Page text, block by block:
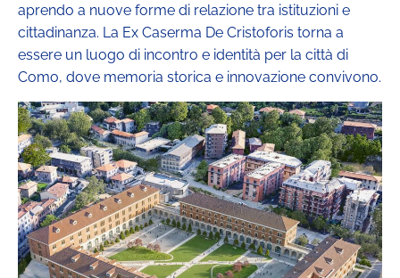
aprendo a nuove forme di relazione tra istituzioni e
cittadinanza. La Ex Caserma De Cristoforis torna a
essere un luogo di incontro e identità per la città di
Como, dove memoria storica e innovazione convivono.